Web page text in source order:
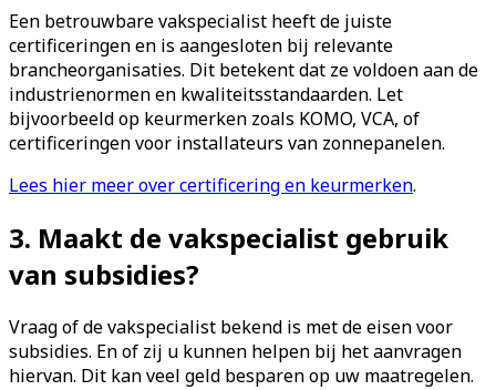
Een betrouwbare vakspecialist heeft de juiste
certificeringen en is aangesloten bij relevante
brancheorganisaties. Dit betekent dat ze voldoen aan de
industrienormen en kwaliteitsstandaarden. Let
bijvoorbeeld op keurmerken zoals KOMO, VCA, of
certificeringen voor installateurs van zonnepanelen.
Lees hier meer over certificering en keurmerken.
3. Maakt de vakspecialist gebruik
van subsidies?
Vraag of de vakspecialist bekend is met de eisen voor
subsidies. En of zij u kunnen helpen bij het aanvragen
hiervan. Dit kan veel geld besparen op uw maatregelen.